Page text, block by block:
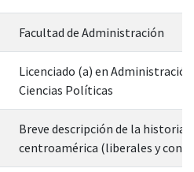
Facultad de Administración
Licenciado (a) en
Ciencias Políticas
Breve descripción de la historia
centroamérica (liberales y